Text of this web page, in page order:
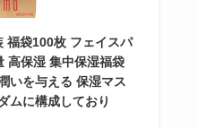
福袋100枚 フェイスパ
高保湿 集中保湿福袋
いを与える 保湿マス
ムに構成しており